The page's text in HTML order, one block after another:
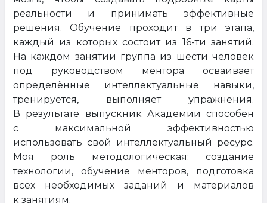
реальности и принимать эффективные
решения. Обучение проходит в три этапа,
каждый из которых состоит из 16-ти занятий.
На каждом занятии группа из шести человек
под руководством ментора осваивает
определённые интеллектуальные навыки,
тренируется, выполняет упражнения.
В результате выпускник Академии способен
с максимальной эффективностью
использовать свой интеллектуальный ресурс.
Моя роль методологическая: создание
технологии, обучение менторов, подготовка
всех необходимых заданий и материалов
к занятиям.